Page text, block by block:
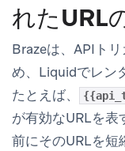
れたURL
Brazeは、APIト
め、Liquidでレン
たとえば、
が有効なURLを表
前にそのURLを短